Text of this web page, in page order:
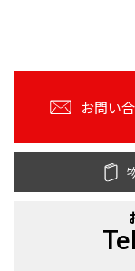
お問い